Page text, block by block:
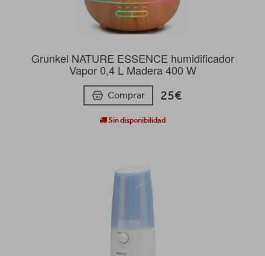
Grunkel NATURE ESSENCE humidificador
Vapor 0,4 L Madera 400 W
Comprar 25€
Sin disponibilidad